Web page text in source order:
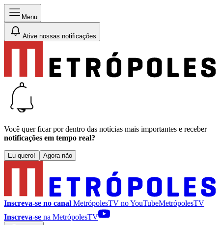
Menu
Ative nossas notificações
Você quer ficar por dentro das notícias mais importantes e receber
notificações em tempo real?
Eu quero! Agora não
Inscreva-se no canal MetrópolesTV noYouTubeMetrópolesTV
Inscreva-se na MetrópolesTV